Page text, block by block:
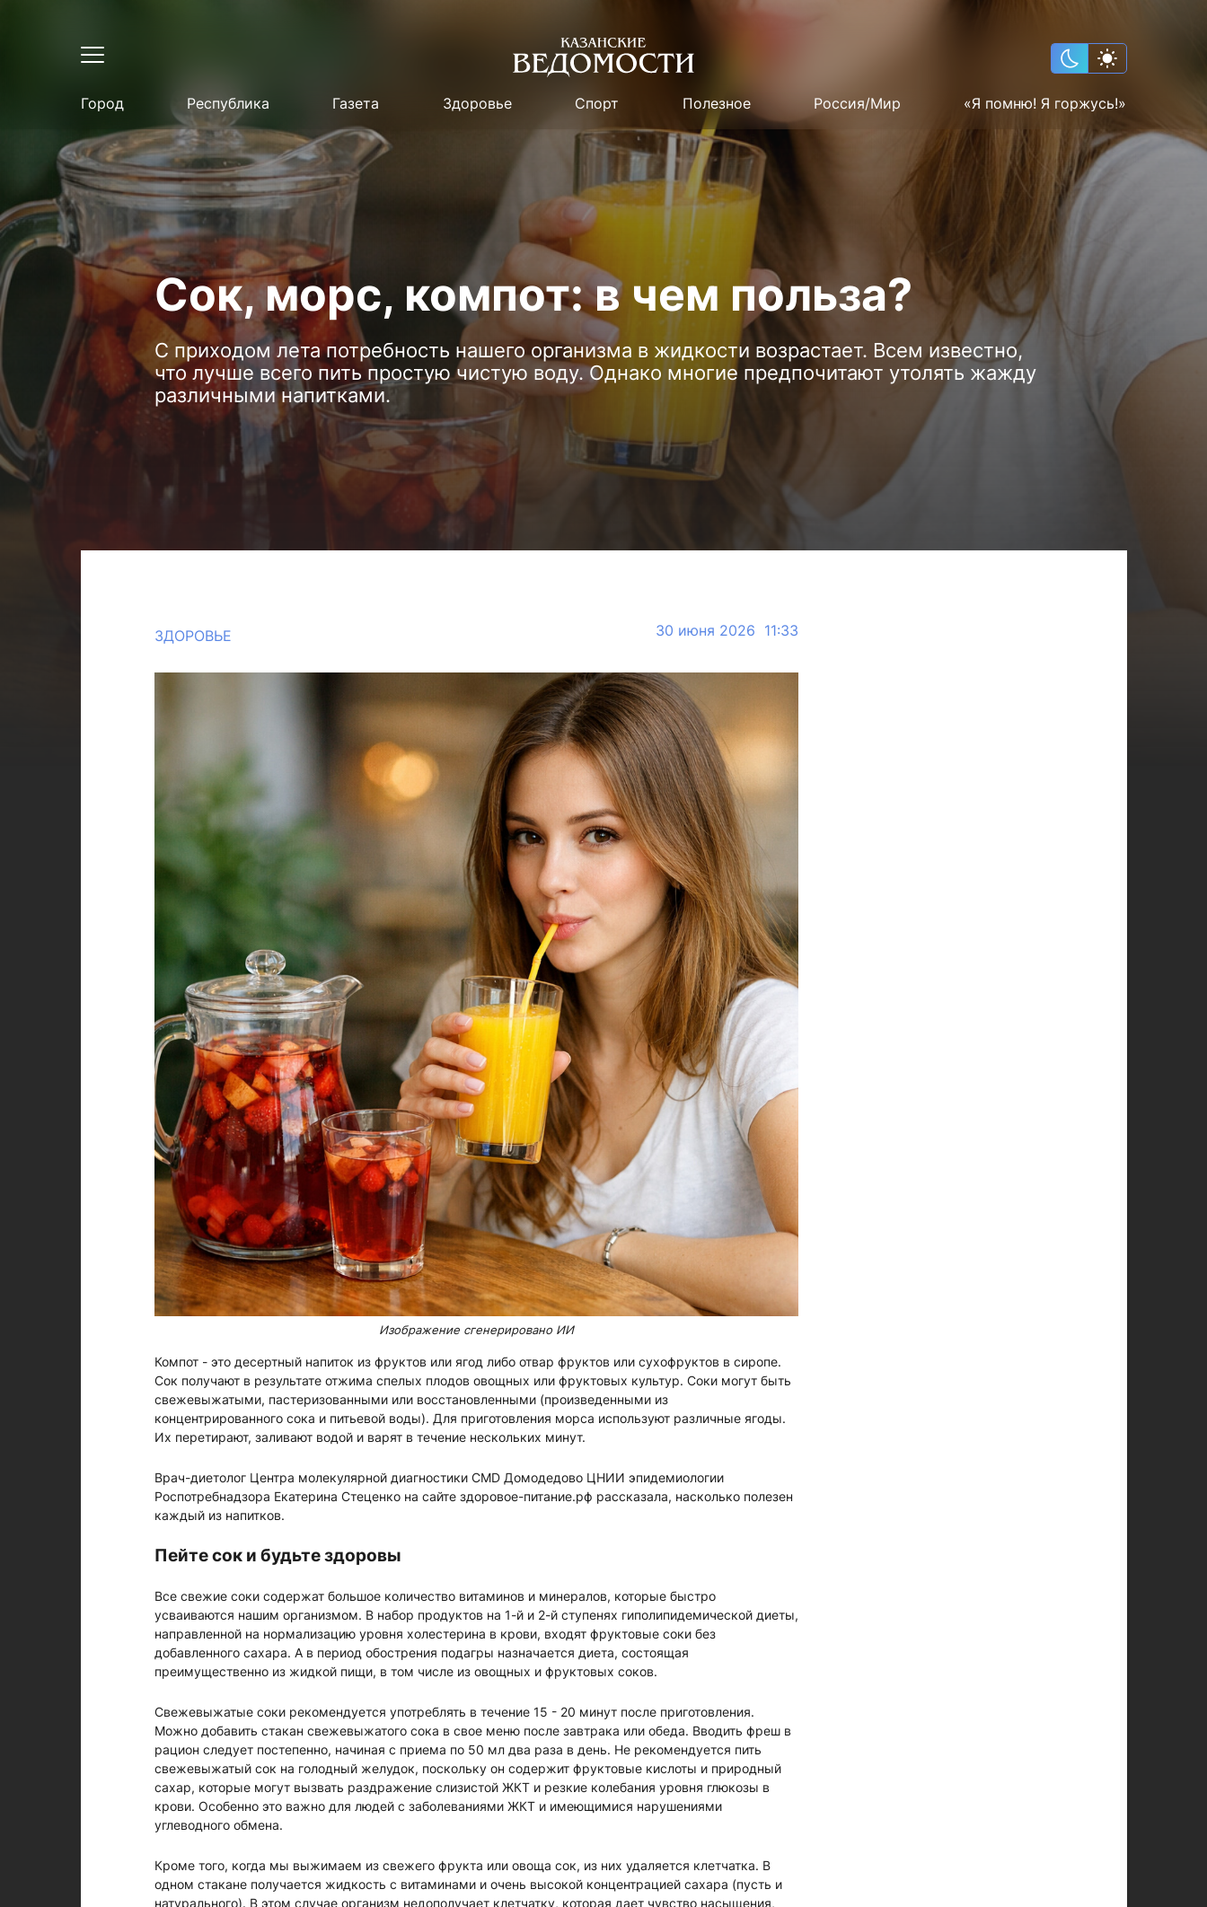
Город Республика Газета Здоровье Спорт Полезное Россия/Мир «Я помню! Я горжусь!»
Сок, морс, компот: в чем польза?
С приходом лета потребность нашего организма в жидкости возрастает. Всем известно,
что лучше всего пить простую чистую воду. Однако многие предпочитают утолять жажду
различными напитками.
ЗДОРОВЬЕ 30 июня 2026 11:33
Изображение сгенерировано ИИ
Компот - это десертный напиток из фруктов или ягод либо отвар фруктов или сухофруктов в сиропе.
Сок получают в результате отжима спелых плодов овощных или фруктовых культур. Соки могут быть
свежевыжатыми, пастеризованными или восстановленными (произведенными из
концентрированного сока и питьевой воды). Для приготовления морса используют различные ягоды.
Их перетирают, заливают водой и варят в течение нескольких минут.
Врач-диетолог Центра молекулярной диагностики CMD Домодедово ЦНИИ эпидемиологии
Роспотребнадзора Екатерина Стеценко на сайте здоровое-питание.рф рассказала, насколько полезен
каждый из напитков.
Пейте сок и будьте здоровы
Все свежие соки содержат большое количество витаминов и минералов, которые быстро
усваиваются нашим организмом. В набор продуктов на 1-й и 2-й ступенях гиполипидемической диеты,
направленной на нормализацию уровня холестерина в крови, входят фруктовые соки без
добавленного сахара. А в период обострения подагры назначается диета, состоящая
преимущественно из жидкой пищи, в том числе из овощных и фруктовых соков.
Свежевыжатые соки рекомендуется употреблять в течение 15 - 20 минут после приготовления.
Можно добавить стакан свежевыжатого сока в свое меню после завтрака или обеда. Вводить фреш в
рацион следует постепенно, начиная с приема по 50 мл два раза в день. Не рекомендуется пить
свежевыжатый сок на голодный желудок, поскольку он содержит фруктовые кислоты и природный
сахар, которые могут вызвать раздражение слизистой ЖКТ и резкие колебания уровня глюкозы в
крови. Особенно это важно для людей с заболеваниями ЖКТ и имеющимися нарушениями
углеводного обмена.
Кроме того, когда мы выжимаем из свежего фрукта или овоща сок, из них удаляется клетчатка. В
одном стакане получается жидкость с витаминами и очень высокой концентрацией сахара (пусть и
натурального). В этом случае организм недополучает клетчатку, которая дает чувство насыщения,